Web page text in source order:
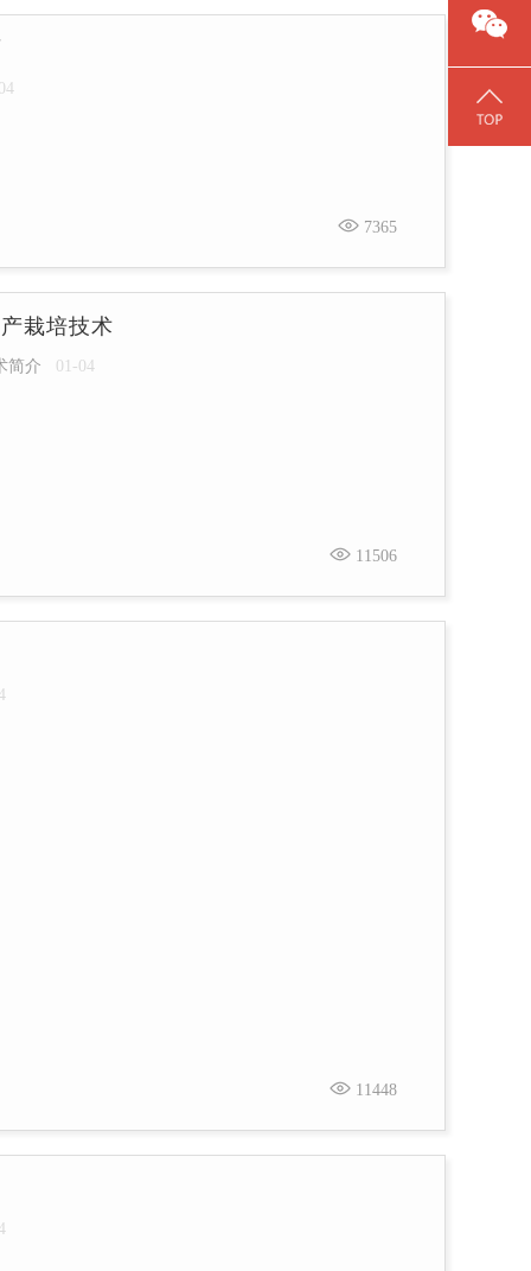
7365
栽培技术
简介 01-04
11506
11448